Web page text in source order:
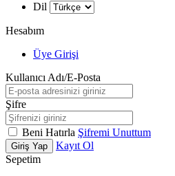
Dil
Hesabım
Üye Girişi
Kullanıcı Adı/E-Posta
Şifre
Beni Hatırla Şifremi Unuttum
Giriş Yap
Kayıt Ol
Sepetim